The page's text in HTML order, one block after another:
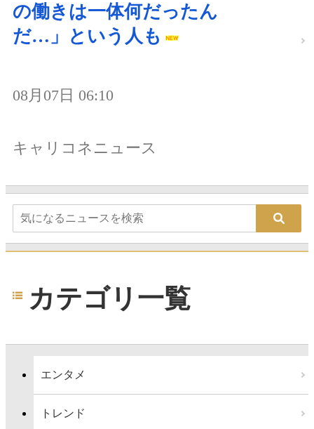
の働きは一体何だったん
だ…」という人も
08月07日 06:10
キャリコネニュース
カテゴリ一覧
エンタメ
トレンド